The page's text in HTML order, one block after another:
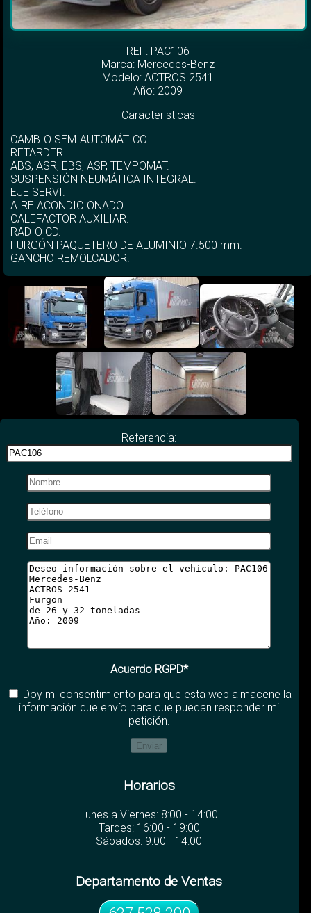
REF: PAC106
Marca: Mercedes-Benz
Modelo:ACTROS 2541
Año: 2009
Caracteristicas
CAMBIO SEMIAUTOMÁTICO.
RETARDER.
ABS, ASR, EBS, ASP, TEMPOMAT.
SUSPENSIÓN NEUMÁTICA INTEGRAL.
EJE SERVI.
AIRE ACONDICIONADO.
CALEFACTOR AUXILIAR.
RADIO CD.
FURGÓN PAQUETERO DE ALUMINIO 7.500 mm.
GANCHO REMOLCADOR.
Referencia:
Acuerdo RGPD*
Doy mi consentimiento para que esta web almacene la
información que envío para que puedan responder mi
petición.
Horarios
Lunes a Viernes: 8:00 - 14:00
Tardes: 16:00 - 19:00
Sábados: 9:00 - 14:00
Departamento de Ventas